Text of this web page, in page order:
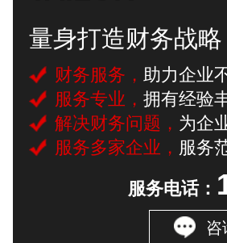
量身打造财务战
财务服务， 助力企业
服务专业， 拥有经验
解决财务问题， 为企
服务多家企业， 服务
服务电话：
咨